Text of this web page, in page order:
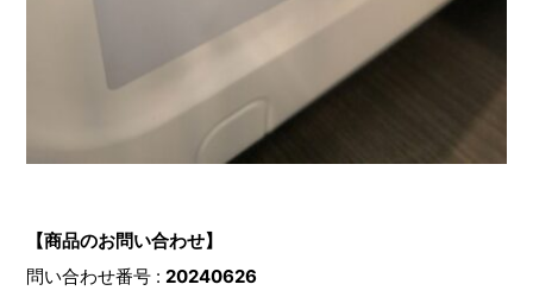
【商品のお問い合わせ】
問い合わせ番号 :20240626